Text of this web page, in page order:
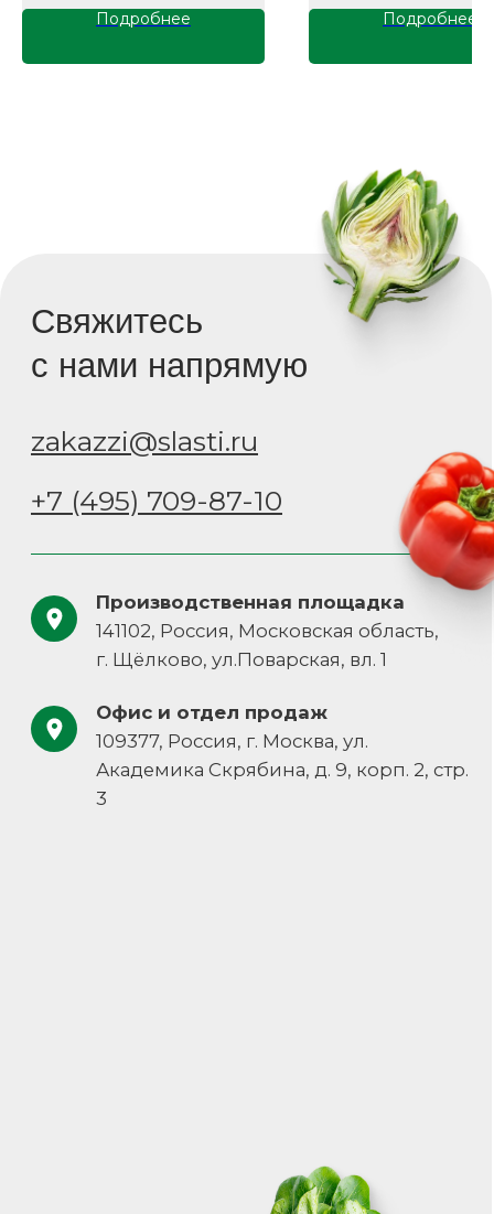
Подробнее Подробнее
Офис и отдел продаж
109377, Россия, г. Москва, ул.
+7 (495) 709-87-10
Документы
Политика конфиденциальности
Пользовательское соглашение
Навигация
Каталог
zakazzi@slasti.ru